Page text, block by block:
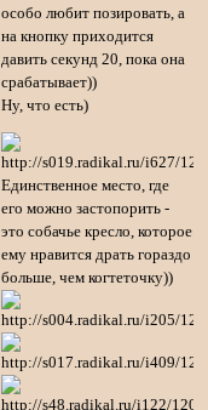
особо любит позировать, а
на кнопку приходится
давить секунд 20, пока она
срабатывает))
Ну, что есть)
Единственное место, где
его можно застопорить -
это собачье кресло, которое
ему нравится драть гораздо
больше, чем когтеточку))